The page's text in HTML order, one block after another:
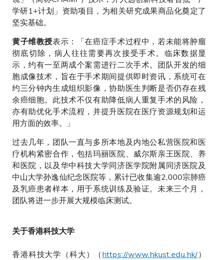
学研1+计划」资助项目，为相关研究成果商品化奠定了
坚实基础。
黄子维教授表示：「在癌症手术过程中，若未能将肿瘤
彻底切除，病人往往需要再次接受手术。临床数据显
示，约有一至两成个案需进行二次手术。团队开发的细
胞成像技术，旨在于手术期间提供即时资讯，系统可在
约三分钟内生成组织影像，协助医生判断是否仍存在残
余癌细胞。此技术不仅有助降低病人重复手术的风险，
亦有助优化手术流程，并提升医院在医疗资源规划和运
用方面的效率。」
过去几年，团队一直与多所本地及内地公私营医院和医
疗机构紧密合作，包括玛丽医院、威尔斯亲王医院、养
和医院，以及华中科技大学同济医学院附属同济医院及
中山大学孙逸仙纪念医院等，累计已收集逾2,000宗肺癌
及乳癌患者样本，用于系统训练及验证。未来三个月，
团队将进一步开展大规模临床测试。
关于香港科技大学
香港科技大学（科大）（https://www.hkust.edu.hk/）